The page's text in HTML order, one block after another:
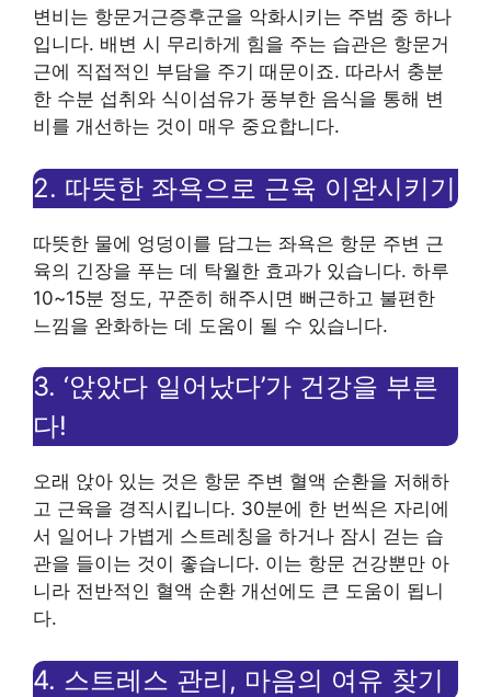
변비는 항문거근증후군을 악화시키는 주범 중 하나
입니다. 배변 시 무리하게 힘을 주는 습관은 항문거
근에 직접적인 부담을 주기 때문이죠. 따라서 충분
한 수분 섭취와 식이섬유가 풍부한 음식을 통해 변
비를 개선하는 것이 매우 중요합니다.
2. 따뜻한 좌욕으로 근육 이완시키기
따뜻한 물에 엉덩이를 담그는 좌욕은 항문 주변 근
육의 긴장을 푸는 데 탁월한 효과가 있습니다. 하루
10~15분 정도, 꾸준히 해주시면 뻐근하고 불편한
느낌을 완화하는 데 도움이 될 수 있습니다.
3. ‘앉았다 일어났다’가 건강을 부른
다!
오래 앉아 있는 것은 항문 주변 혈액 순환을 저해하
고 근육을 경직시킵니다. 30분에 한 번씩은 자리에
서 일어나 가볍게 스트레칭을 하거나 잠시 걷는 습
관을 들이는 것이 좋습니다. 이는 항문 건강뿐만 아
니라 전반적인 혈액 순환 개선에도 큰 도움이 됩니
다.
4. 스트레스 관리, 마음의 여유 찾기